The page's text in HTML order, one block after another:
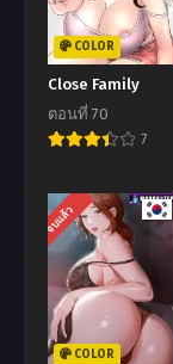
กันยายน 7, 2025
ตอนที่ 17
กันยายน 7, 2025
ตอนที่ 15
ตอนที่ 13
กันยายน 7, 2025
ตอนที่ 11
กันยายน 7, 2025
ตอนที่ 9
COLOR
Close Family
ตอนที่ 70
7
จบแล้ว
COLOR